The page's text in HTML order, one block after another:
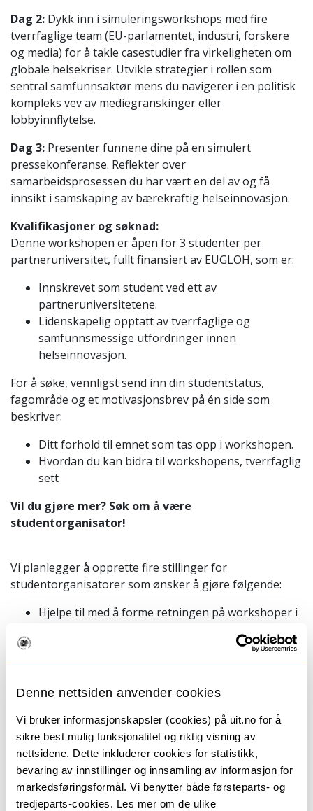
Denne nettsiden anvender cookies
Vi bruker informasjonskapsler (cookies) på uit.no for å
sikre best mulig funksjonalitet og riktig visning av
nettsidene. Dette inkluderer cookies for statistikk,
bevaring av innstillinger og innsamling av informasjon for
markedsføringsformål. Vi benytter både førsteparts- og
tredjeparts-cookies. Les mer om de ulike
Dag 2: Dykk inn i simuleringsworkshops med fire
tverrfaglige team (EU-parlamentet, industri, forskere
og media) for å takle casestudier fra virkeligheten om
globale helsekriser. Utvikle strategier i rollen som
sentral samfunnsaktør mens du navigerer i en politisk
kompleks vev av mediegranskinger eller
lobbyinnflytelse.
Dag 3: Presenter funnene dine på en simulert
pressekonferanse. Reflekter over
samarbeidsprosessen du har vært en del av og få
innsikt i samskaping av bærekraftig helseinnovasjon.
Kvalifikasjoner og søknad:
Denne workshopen er åpen for 3 studenter per
partneruniversitet, fullt finansiert av EUGLOH, som er:
Innskrevet som student ved ett av
partneruniversitetene.
Lidenskapelig opptatt av tverrfaglige og
samfunnsmessige utfordringer innen
helseinnovasjon.
For å søke, vennligst send inn din studentstatus,
fagområde og et motivasjonsbrev på én side som
beskriver:
Ditt forhold til emnet som tas opp i workshopen.
Hvordan du kan bidra til workshopens, tverrfaglig
sett
Vil du gjøre mer? Søk om å være
studentorganisator!
Vi planlegger å opprette fire stillinger for
studentorganisatorer som ønsker å gjøre følgende:
Hjelpe til med å forme retningen på workshoper i
Få erfaring med å utforme et arrangement som
kan ha stor innvirkning.
studentorganisatorene, beskriv hva som gjør at
du er motivert til å være organisator og hva som
er din visjon for å organisere en workshop, i
motivasjonsbrevet ditt.
Vi velger de beste kandidatene og sette opp et Zoom-
møte for å diskutere med deg.